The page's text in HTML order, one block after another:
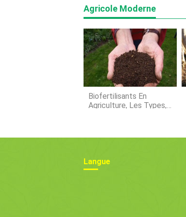
Agricole Moderne
Biofertilisants En
Agriculture, Les Types,
Langue